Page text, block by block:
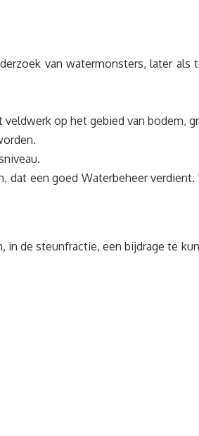
van watermonsters, later
op het gebied van bodem,
dat een goed Waterbeheer
de steunfractie, een bijdrage te